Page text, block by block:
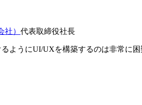
） 代表取締役社長
ようにUI/UXを構築するのは非常に